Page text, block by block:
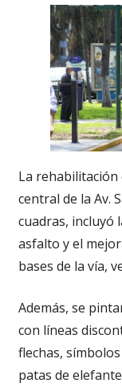
La rehabilitación
central de la Av.
cuadras, incluyó
asfalto y el
bases de la vía,
Además, se
con líneas
flechas,
patas de